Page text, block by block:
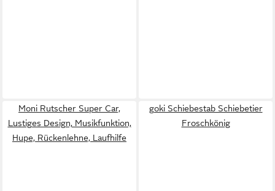
Moni Rutscher Super Car,
Lustiges Design, Musikfunktion,
Hupe, Rückenlehne, Laufhilfe
goki Schiebestab Schiebetier
Froschkönig